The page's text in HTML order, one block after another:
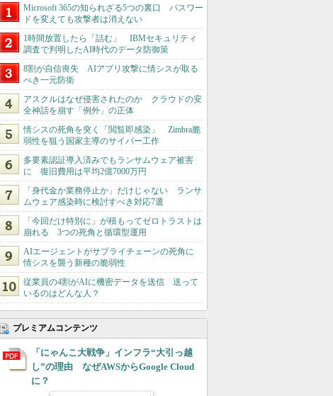
Microsoft 365の知られざる5つの裏口 パスワー
ドを変えても攻撃者は消えない
1時間放置したら「詰む」 IBMセキュリティ
調査で判明したAI時代のデータ防御策
8割が自信喪失 AIアプリ攻撃に情シスが取る
べき一元防衛
アスクルはなぜ侵害されたのか クラウドの安
全神話を崩す「例外」の正体
情シスの死角を突く「閲覧即感染」 Zimbra脆
弱性を狙う国家主導のサイバー工作
多要素認証導入済みでもランサムウェア被害
に 復旧費用は平均2億7000万円
「身代金か業務停止か」だけじゃない ランサ
ムウェア感染時に検討すべき対応7選
「今回だけ特別に」が積もってゼロトラストは
崩れる 3つの死角と循環型運用
AIエージェントがサプライチェーンの死角に
情シスを襲う新種の脆弱性
従業員の4割がAIに機密データを送信 送って
いるのはどんな人？
プレミアムコンテンツ
「にゃんこ大戦争」インフラ“大引っ越
し”の理由 なぜAWSからGoogle Cloud
に？